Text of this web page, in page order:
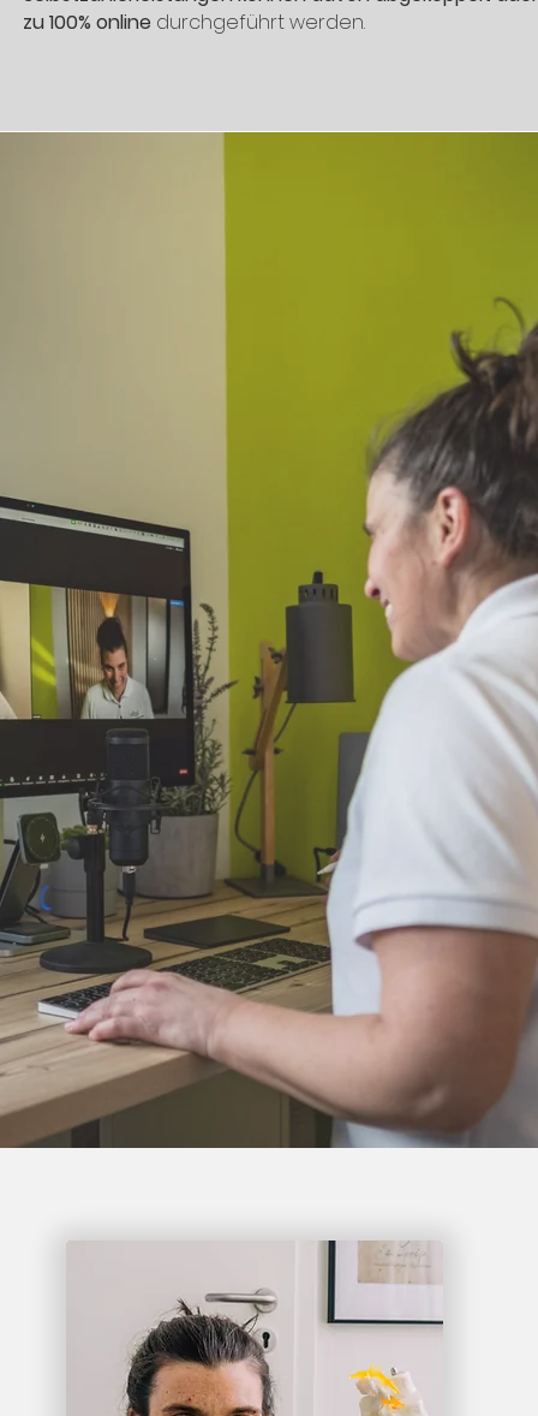
zu 100% online durchgeführt werden.